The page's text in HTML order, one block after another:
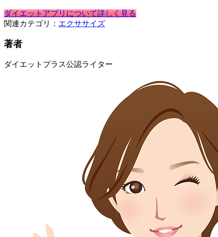
ダイエットアプリについて詳しく見る
関連カテゴリ： エクササイズ
著者
ダイエットプラス公認ライター